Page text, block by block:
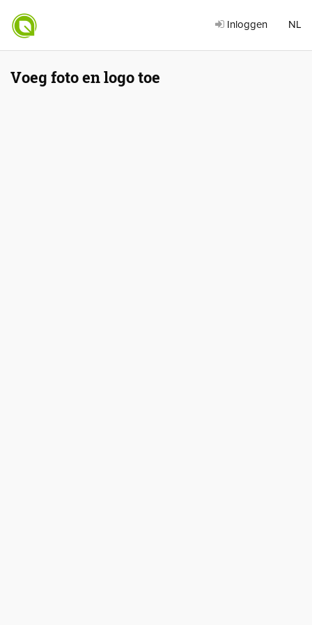
Inloggen NL
Voeg foto en logo toe